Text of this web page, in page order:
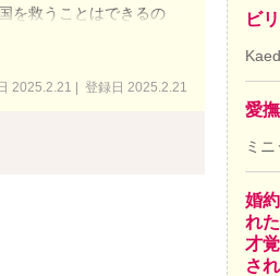
を救うことはできるの
2025.2.21 | 登録日 2025.2.21
ビ
愛
ミ
婚
れ
才
さ